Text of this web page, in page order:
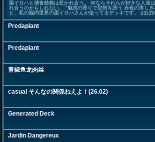
棗イロハと捕食植物は惹かれ合う。 何ならそれらが好きな人達
れ合うのかもしれない。 "魅惑の香りで怠惰を誘う 赤色の美しき
と、私の脳内世界の棗イロハさんが使ってるデッキです。 (ほぼ
Predaplant
Predaplant
青椒鱼龙肉丝
casual そんなの関係ねえよ！(26.02)
Generated Deck
Jardin Dangereux